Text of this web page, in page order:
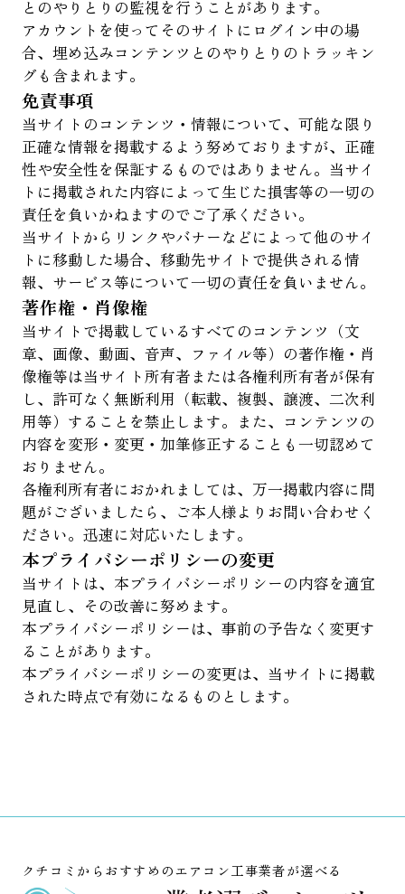
とのやりとりの監視を行うことがあります。
アカウントを使ってそのサイトにログイン中の場
合、埋め込みコンテンツとのやりとりのトラッキン
グも含まれます。
免責事項
当サイトのコンテンツ・情報について、可能な限り
正確な情報を掲載するよう努めておりますが、正確
性や安全性を保証するものではありません。当サイ
トに掲載された内容によって生じた損害等の一切の
責任を負いかねますのでご了承ください。
当サイトからリンクやバナーなどによって他のサイ
トに移動した場合、移動先サイトで提供される情
報、サービス等について一切の責任を負いません。
著作権・肖像権
当サイトで掲載しているすべてのコンテンツ（文
章、画像、動画、音声、ファイル等）の著作権・肖
像権等は当サイト所有者または各権利所有者が保有
し、許可なく無断利用（転載、複製、譲渡、二次利
用等）することを禁止します。また、コンテンツの
内容を変形・変更・加筆修正することも一切認めて
おりません。
各権利所有者におかれましては、万一掲載内容に問
題がございましたら、ご本人様よりお問い合わせく
ださい。迅速に対応いたします。
本プライバシーポリシーの変更
当サイトは、本プライバシーポリシーの内容を適宜
見直し、その改善に努めます。
本プライバシーポリシーは、事前の予告なく変更す
ることがあります。
本プライバシーポリシーの変更は、当サイトに掲載
された時点で有効になるものとします。
クチコミからおすすめのエアコン工事業者が選べる